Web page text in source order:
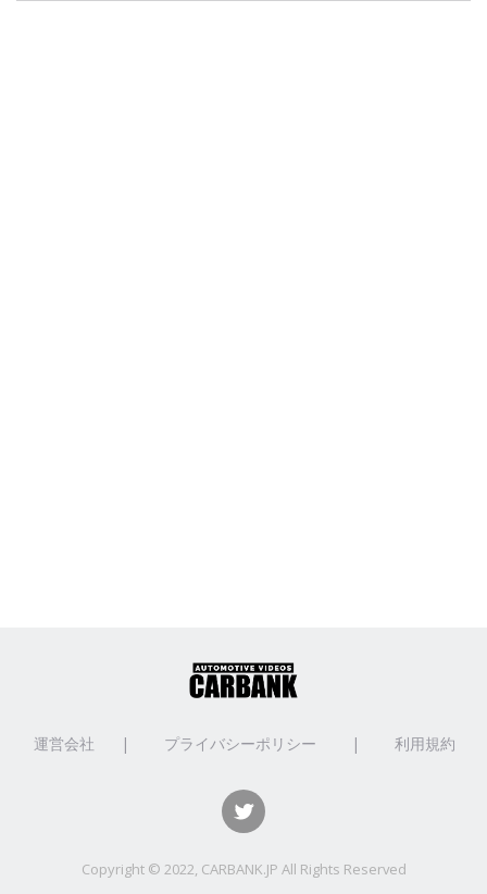
運営会社 | プライバシーポリシー | 利用規約
Copyright © 2022, CARBANK.JP All Rights Reserved